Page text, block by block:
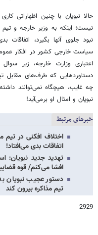
حالا نبویان با چنین اظهاراتی
نیست؛ اینکه به وزیر خارجه و
نبود جلوی آنها بگیرد،
سیاست خارجی کشور در افکار
اعتباری وزارت خارجه، زیر
دستاوردهایی که طرف‌های مقابل
چه غایب، هیچگاه نمی‌توانند
نبویان و امثال او برمی‌آید!
خبرهای مرتبط
اختلاف افکنی در تیم
اتفاقات بدی می‌افتاد!
تهدید جدید نبویان:
افشا می‌کنم/ قوه
دستور عجیب نبویان
تیم مذاکره بیرون کند
2929